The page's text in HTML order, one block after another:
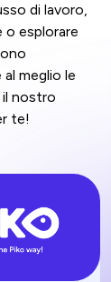
di lavoro,
esplorare
meglio le
il nostro
te!